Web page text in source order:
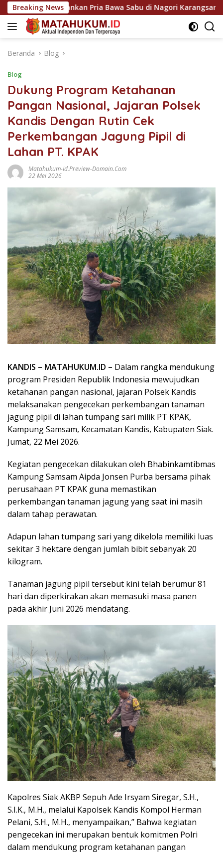
Langsung
ke
konten
Breaking News
Amankan Pria Bawa Sabu di Nagori Karangsari
Beranda Blog
Blog
Dukung Program Ketahanan
Pangan Nasional, Jajaran Polsek
Kandis Dengan Rutin Cek
Perkembangan Jagung Pipil di
Lahan PT. KPAK
Matahukum-Id.preview-Domain.com
22 Mei 2026
KANDIS – MATAHUKUM.ID – Dalam rangka mendukung
program Presiden Republik Indonesia mewujudkan
ketahanan pangan nasional, jajaran Polsek Kandis
melaksanakan pengecekan perkembangan tanaman
jagung pipil di lahan tumpang sari milik PT KPAK,
Kampung Samsam, Kecamatan Kandis, Kabupaten Siak.
Jumat, 22 Mei 2026.
Kegiatan pengecekan dilakukan oleh Bhabinkamtibmas
Kampung Samsam Aipda Jonsen Purba bersama pihak
perusahaan PT KPAK guna memastikan
perkembangan tanaman jagung yang saat ini masih
dalam tahap perawatan.
Adapun lahan tumpang sari yang dikelola memiliki luas
sekitar 3 hektare dengan jumlah bibit sebanyak 20
kilogram.
Tanaman jagung pipil tersebut kini telah berumur 81
hari dan diperkirakan akan memasuki masa panen
pada akhir Juni 2026 mendatang.
Kapolres Siak AKBP Sepuh Ade Irsyam Siregar, S.H.,
S.I.K., M.H., melalui Kapolsek Kandis Kompol Herman
Pelani, S.H., M.H., menyampaikan,” Bahwa kegiatan
pengecekan ini merupakan bentuk komitmen Polri
dalam mendukung program ketahanan pangan